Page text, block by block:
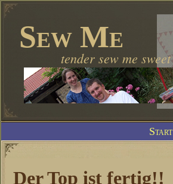
Sew Me
tender sew me sweet
Start
Der Top ist fertig!!